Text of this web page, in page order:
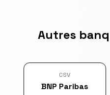
Autres
CSV
BNP Paribas